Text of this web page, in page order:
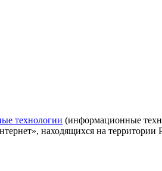
технологии (информационные
находящихся на